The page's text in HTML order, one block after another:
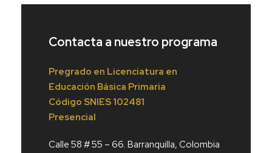
Contacta a nuestro programa
Pregrado en Licenciatura en
Educación Básica Primaria
Código SNIES 102481
Presencial
Calle 58 # 55 – 66. Barranquilla, Colombia